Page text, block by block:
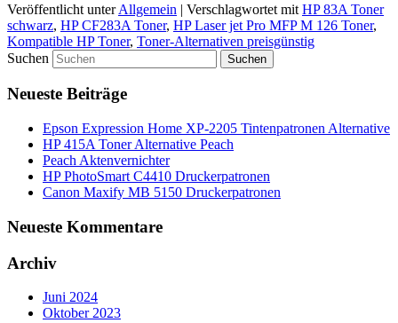
Veröffentlicht unter Allgemein | Verschlagwortet mit HP 83A Toner
schwarz, HP CF283A Toner, HP Laser jet Pro MFP M 126 Toner,
Kompatible HP Toner, Toner-Alternativen preisgünstig
Suchen
Neueste Beiträge
Epson Expression Home XP-2205 Tintenpatronen Alternative
HP 415A Toner Alternative Peach
Peach Aktenvernichter
HP PhotoSmart C4410 Druckerpatronen
Canon Maxify MB 5150 Druckerpatronen
Neueste Kommentare
Archiv
Juni 2024
Oktober 2023